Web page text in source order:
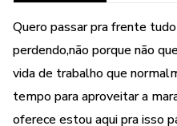
Quero passar pra frente
perdendo,não porque não
vida de trabalho que
tempo para aproveitar a
oferece estou aqui pra isso